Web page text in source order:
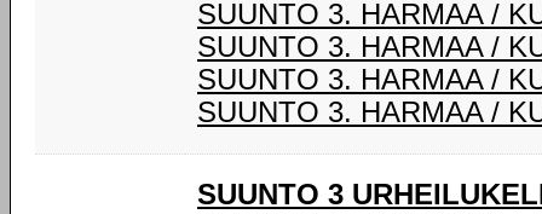
SUUNTO 3. HARMAA /
SUUNTO 3. HARMAA /
SUUNTO 3. HARMAA /
SUUNTO 3. HARMAA /
SUUNTO 3